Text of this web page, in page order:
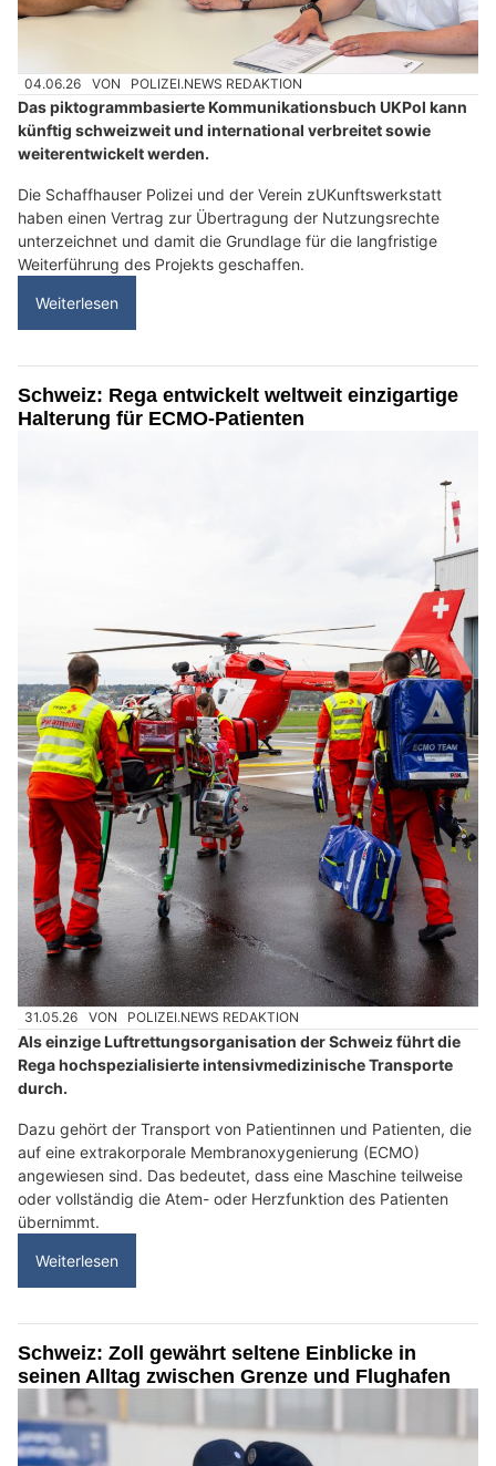
04.06.26 VON POLIZEI.NEWS REDAKTION
Das piktogrammbasierte Kommunikationsbuch UKPol kann
künftig schweizweit und international verbreitet sowie
weiterentwickelt werden.
Die Schaffhauser Polizei und der Verein zUKunftswerkstatt
haben einen Vertrag zur Übertragung der Nutzungsrechte
unterzeichnet und damit die Grundlage für die langfristige
Weiterführung des Projekts geschaffen.
Weiterlesen
Schweiz: Rega entwickelt weltweit einzigartige
Halterung für ECMO-Patienten
31.05.26 VON POLIZEI.NEWS REDAKTION
Als einzige Luftrettungsorganisation der Schweiz führt die
Rega hochspezialisierte intensivmedizinische Transporte
durch.
Dazu gehört der Transport von Patientinnen und Patienten, die
auf eine extrakorporale Membranoxygenierung (ECMO)
angewiesen sind. Das bedeutet, dass eine Maschine teilweise
oder vollständig die Atem- oder Herzfunktion des Patienten
übernimmt.
Weiterlesen
Schweiz: Zoll gewährt seltene Einblicke in
seinen Alltag zwischen Grenze und Flughafen